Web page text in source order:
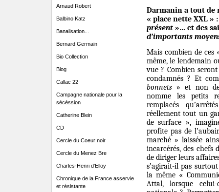
Arnaud Robert
Balbino Katz
Banalisation...
Bernard Germain
Bio Collection
Blog
Callac 22
Campagne nationale pour la
sécéssion
Catherine Blein
CD
Cercle du Coeur noir
Cercle du Menez Bre
Charles-Henri d'Elloy
Chronique de la France asservie
et résistante
Darmanin a tout de
« place nette XXL »
présent»… et des
d’importants
Mais combien de ces
même, le lendemain
vue ? Combien
condamnés ? Et
bonnets» et non
nomme les petits
remplacés
réellement tout un
de surface »,
profite pas de
marché » laissée
incarcérés, des chefs
de diriger leurs
s’agirait-il pas
la même «
Attal, lorsque